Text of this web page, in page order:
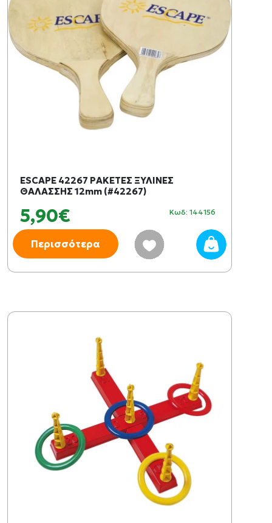
ESCAPE 42267 ΡΑΚΕΤΕΣ ΞΥΛΙΝΕΣ
ΘΑΛΑΣΣΗΣ 12mm (#42267)
5,90€ Κωδ: 144156
Περισσότερα